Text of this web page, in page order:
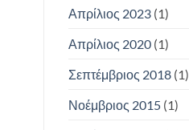
Απρίλιος 2023(1)
Απρίλιος 2020(1)
Σεπτέμβριος 2018(1)
Νοέμβριος 2015(1)